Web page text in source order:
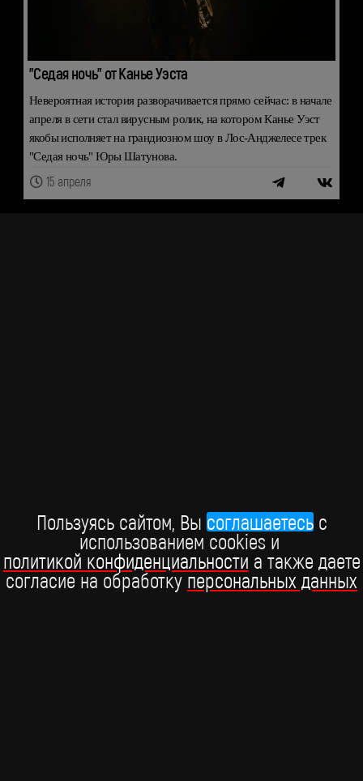
Пользуясь сайтом, Вы соглашаетесьc
использованием cookies и
политикой конфиденциальности а также даете
согласие на обработкуперсональных данных
"Седая ночь" от Канье Уэста
Невероятная история разворачивается прямо сейчас: в начале
апреля в сети стал вирусным ролик, на котором Канье Уэст
якобы исполняет на грандиозном шоу в Лос-Анджелесе трек
"Седая ночь" Юры Шатунова.
15 апреля
РУССКИЙ ХИТ.
15 марта